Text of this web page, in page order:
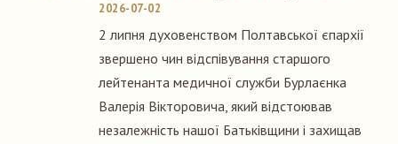
2026-07-02
2 липня духовенством Полтавської єпархії
звершено чин відспівування старшого
лейтенанта медичної служби Бурлаєнка
Валерія Вікторовича, який відстоював
незалежність нашої Батьківщини і захищав